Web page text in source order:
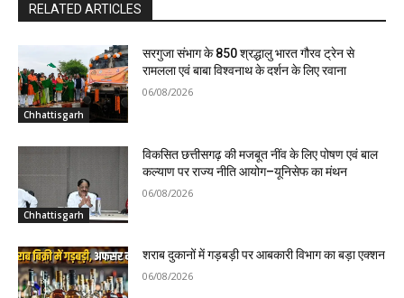
RELATED ARTICLES
Chhattisgarh
सरगुजा संभाग के 850 श्रद्धालु भारत गौरव ट्रेन से
रामलला एवं बाबा विश्वनाथ के दर्शन के लिए रवाना
06/08/2026
Chhattisgarh
विकसित छत्तीसगढ़ की मजबूत नींव के लिए पोषण एवं बाल
कल्याण पर राज्य नीति आयोग–यूनिसेफ का मंथन
06/08/2026
शराब दुकानों में गड़बड़ी पर आबकारी विभाग का बड़ा एक्शन
06/08/2026